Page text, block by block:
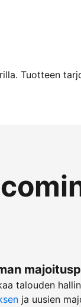
Tuotteen
talouden
ja uusien